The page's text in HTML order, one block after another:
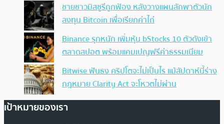
ชายชาวมิสซูรีถูกฟ้อง หลังวางแผนลักพาตัวนัก
ลงทุน Bitcoin เพื่อเรียกค่าไถ่
Binance รุกหนัก เพิ่มหุ้น bStocks 10 ตัวดังเข้า
ตลาดสปอต พร้อมแคมเปญฟรีค่าธรรมเนียม
Bitwise ฟันธง คริปโตจะไม่เป็นไร แม้สัปดาห์นี้ร่าง
กฎหมาย Clarity Act จะโหวตไม่ผ่าน
เป้าหมายของเรา